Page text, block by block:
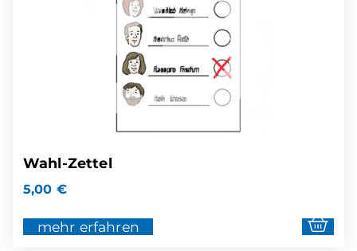
Wahl-Zettel
5,00 €
mehr erfahren